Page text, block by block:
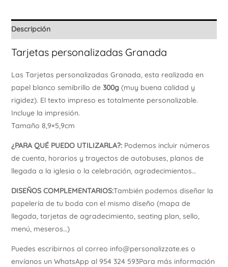
Descripción
Tarjetas personalizadas Granada
Las Tarjetas personalizadas Granada, esta realizada en
papel blanco semibrillo de 300g(muy buena calidad y
rigidez). El texto impreso es totalmente personalizable.
Incluye la impresión.
Tamaño 8,9×5,9cm
¿PARA QUÉ PUEDO UTILIZARLA?: Podemos incluir números
de cuenta, horarios y trayectos de autobuses, planos de
llegada a la iglesia o la celebración, agradecimientos…
DISEÑOS COMPLEMENTARIOS:También podemos diseñar la
papelería de tu boda con el mismo diseño (mapa de
llegada, tarjetas de agradecimiento, seating plan, sello,
menú, meseros…)
Puedes escribirnos al correo info@personalizzate.es o
envíanos un WhatsApp al 954 324 593Para más información